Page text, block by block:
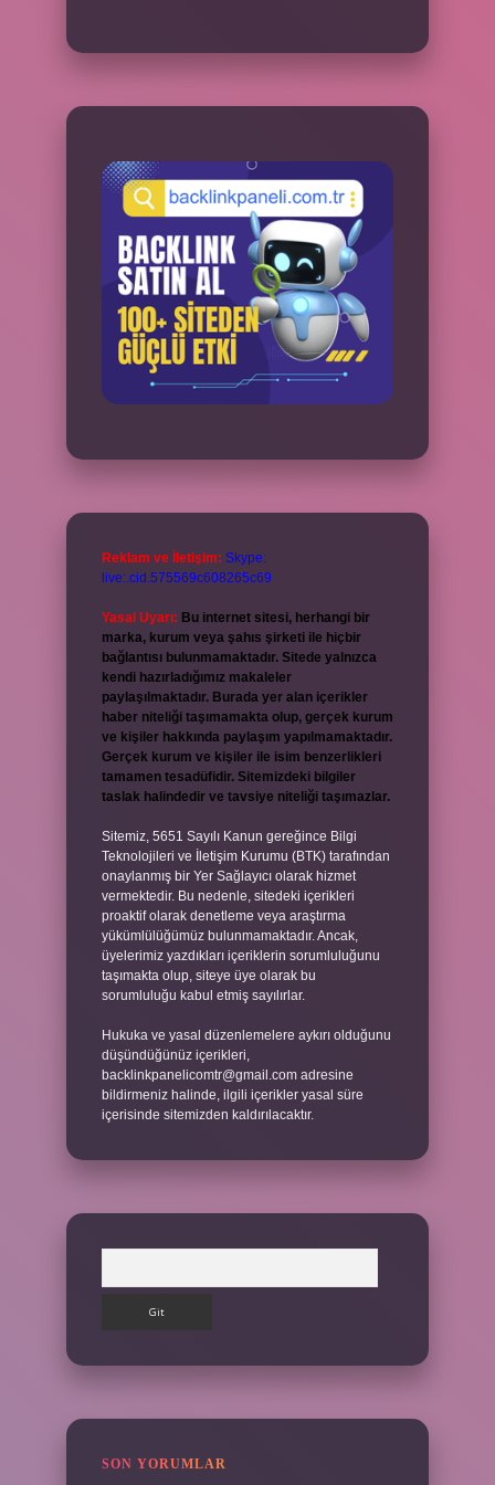
Reklam ve İletişim: Skype:
live:.cid.575569c608265c69
Yasal Uyarı: Bu internet sitesi, herhangi bir
marka, kurum veya şahıs şirketi ile hiçbir
bağlantısı bulunmamaktadır. Sitede yalnızca
kendi hazırladığımız makaleler
paylaşılmaktadır. Burada yer alan içerikler
haber niteliği taşımamakta olup, gerçek kurum
ve kişiler hakkında paylaşım yapılmamaktadır.
Gerçek kurum ve kişiler ile isim benzerlikleri
tamamen tesadüfidir. Sitemizdeki bilgiler
taslak halindedir ve tavsiye niteliği taşımazlar.
Sitemiz, 5651 Sayılı Kanun gereğince Bilgi
Teknolojileri ve İletişim Kurumu (BTK) tarafından
onaylanmış bir Yer Sağlayıcı olarak hizmet
vermektedir. Bu nedenle, sitedeki içerikleri
proaktif olarak denetleme veya araştırma
yükümlülüğümüz bulunmamaktadır. Ancak,
üyelerimiz yazdıkları içeriklerin sorumluluğunu
taşımakta olup, siteye üye olarak bu
sorumluluğu kabul etmiş sayılırlar.
Hukuka ve yasal düzenlemelere aykırı olduğunu
düşündüğünüz içerikleri,
backlinkpanelicomtr@gmail.com adresine
bildirmeniz halinde, ilgili içerikler yasal süre
içerisinde sitemizden kaldırılacaktır.
SON YORUMLAR